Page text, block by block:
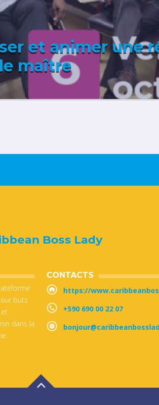
et animer une
maître
Boss Lady
buts
dans la
CONTACTS
https://
+590 690 00 22 07